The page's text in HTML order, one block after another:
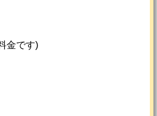
金です)